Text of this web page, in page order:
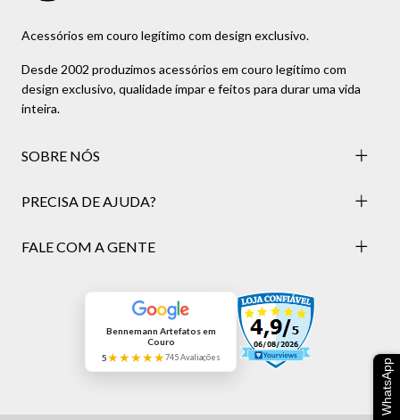
WhatsApp
Acessórios em couro legítimo com design exclusivo.
Desde 2002 produzimos acessórios em couro legítimo com
design exclusivo, qualidade ímpar e feitos para durar uma vida
inteira.
SOBRE NÓS
PRECISA DE AJUDA?
FALE COM A GENTE
Bennemann Artefatos em
Couro
5★★★★★745 Avaliações